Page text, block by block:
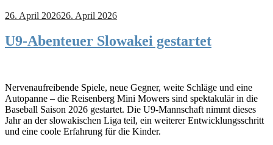
26. April 202626. April 2026
U9-Abenteuer Slowakei gestartet
Nervenaufreibende Spiele, neue Gegner, weite Schläge und eine
Autopanne – die Reisenberg Mini Mowers sind spektakulär in die
Baseball Saison 2026 gestartet. Die U9-Mannschaft nimmt dieses
Jahr an der slowakischen Liga teil, ein weiterer Entwicklungsschritt
und eine coole Erfahrung für die Kinder.